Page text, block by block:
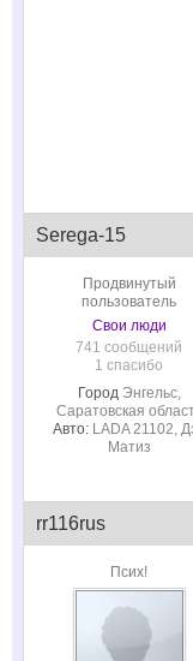
Serega-15
Продвинутый
пользователь
Свои люди
741 сообщений
1 спасибо
Город Энгельс,
Саратовская
Авто: LADA 21102,
Матиз
rr116rus
Псих!